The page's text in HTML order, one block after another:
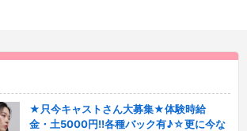
★只今キャストさん大募集★体験時給
金・土5000円!!各種バック有♪☆更に今な